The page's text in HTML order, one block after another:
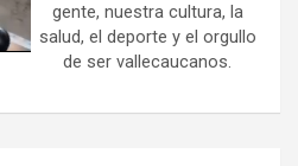
gente, nuestra cultura, la
salud, el deporte y el orgullo
de ser vallecaucanos.